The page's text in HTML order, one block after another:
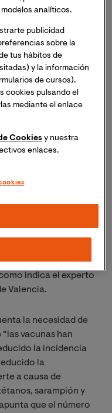
casos de
el informe
eterno debate
Internacional de
Pérez
en
Científica
de Valencia, se
biológicos que
que se administran
el sistema
graves y
indica el experto
Valencia.
la necesidad de
vacunas han
la incidencia
la
a causa de
sarampión y
que el número
analíticos.
publicidad
sobre la
tus hábitos de
y la información
de cursos).
cookies pulsando el
mediante el enlace
Cookies y nuestra
enlaces.